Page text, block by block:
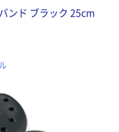
ンド ブラック 25cm